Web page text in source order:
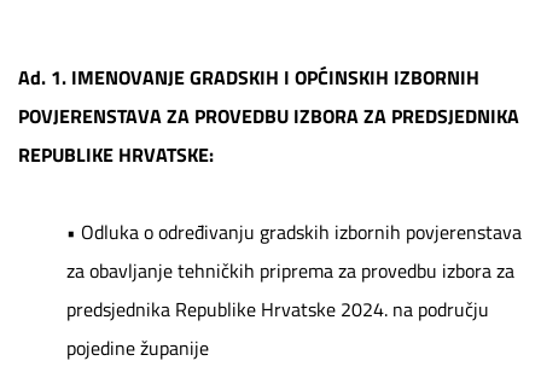
Ad. 1. IMENOVANJE GRADSKIH I OPĆINSKIH IZBORNIH
POVJERENSTAVA ZA PROVEDBU IZBORA ZA PREDSJEDNIKA
REPUBLIKE HRVATSKE:
• Odluka o određivanju gradskih izbornih povjerenstava
za obavljanje tehničkih priprema za provedbu izbora za
predsjednika Republike Hrvatske 2024. na području
pojedine županije